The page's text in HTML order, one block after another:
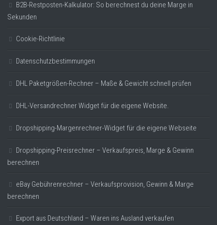
B2B-Restposten-Kalkulator: So berechnest du deine Marge in
Sekunden
Cookie-Richtlinie
Datenschutzbestimmungen
DHL Paketgrößen-Rechner – Maße & Gewicht schnell prüfen
DHL-Versandrechner Widget für die eigene Website.
Dropshipping-Margenrechner-Widget für die eigene Webseite
Dropshipping-Preisrechner – Verkaufspreis, Marge & Gewinn
berechnen
eBay Gebührenrechner – Verkaufsprovision, Gewinn & Marge
berechnen
Export aus Deutschland – Waren ins Ausland verkaufen